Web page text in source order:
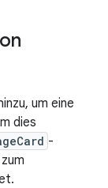
um eine
dies
-